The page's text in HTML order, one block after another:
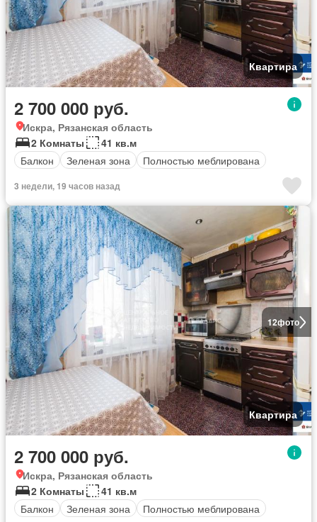
Квартира
2 700 000 руб.
Искра, Рязанская область
2 Комнаты
41 кв.м
Балкон
Зеленая зона Полностью меблирована
3 недели, 19 часов назад
12фото
Квартира
2 700 000 руб.
Искра, Рязанская область
2 Комнаты
41 кв.м
Балкон
Зеленая зона Полностью меблирована